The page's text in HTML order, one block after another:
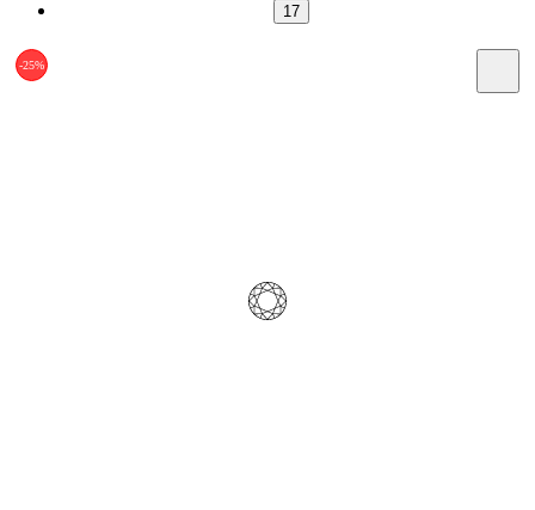
17
-25%